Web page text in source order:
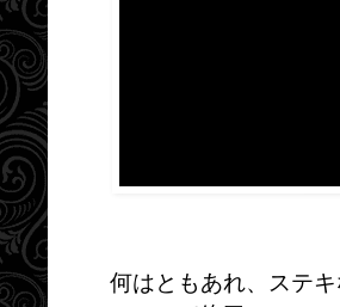
何はともあれ、ステ